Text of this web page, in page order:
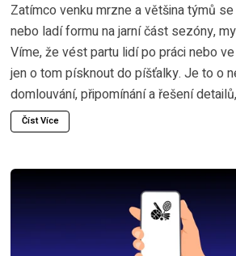
Zatímco venku mrzne a většina týmů
nebo ladí formu na jarní část sezóny,
Víme, že vést partu lidí po práci nebo
jen o tom písknout do píšťalky. Je to o
domlouvání, připomínání a řešení
Číst Více